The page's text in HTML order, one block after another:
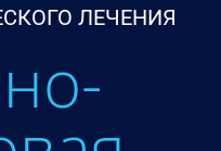
ЛЕЧЕНИЯ